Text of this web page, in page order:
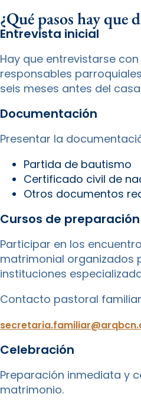
¿Qué pasos hay que
Entrevista inicial
Hay que entrevistarse
responsables
seis meses antes del
Documentación
Presentar la
Partida de bautismo
Certificado civil de
Otros documentos
Cursos de preparación
Participar en los
matrimonial organizados
instituciones
Contacto pastoral
Celebración
Preparación inmediata y
matrimonio.